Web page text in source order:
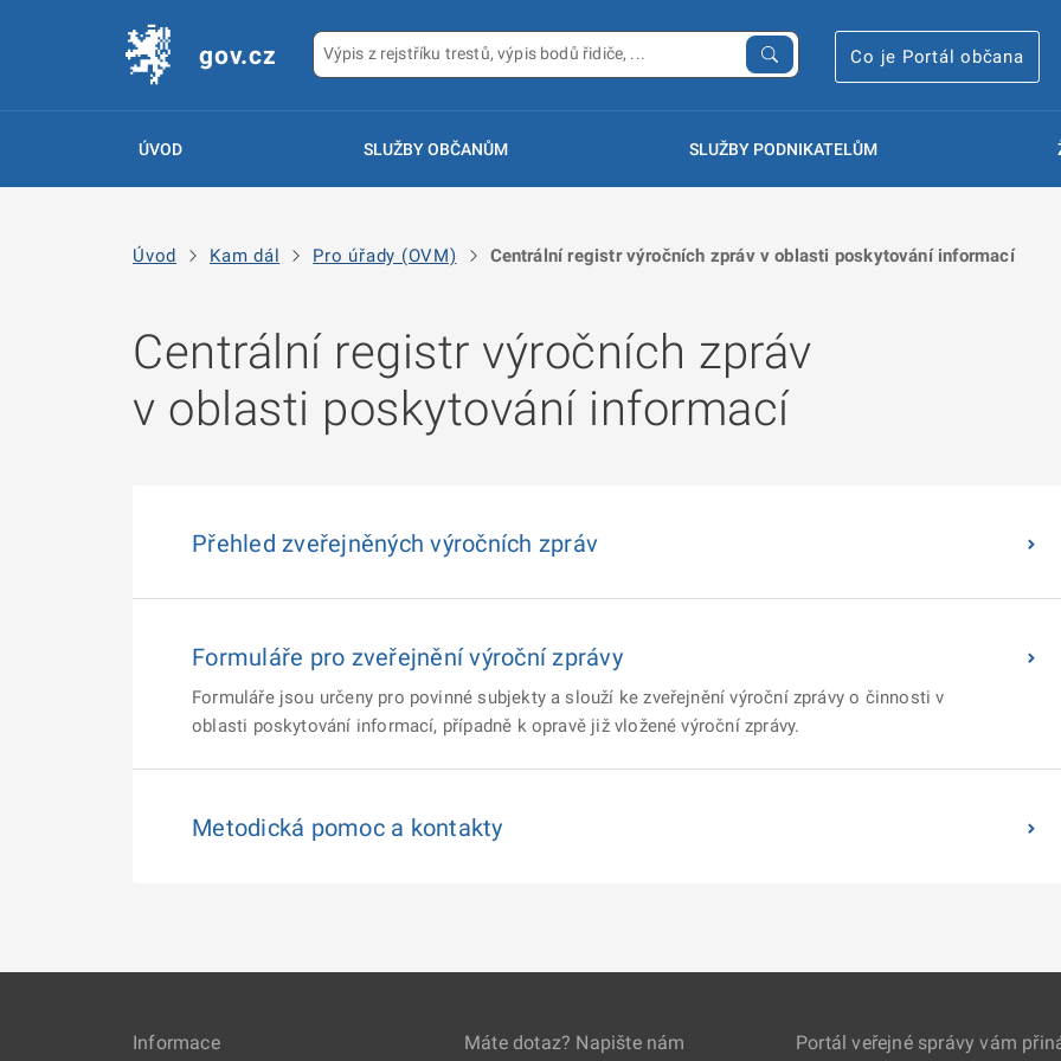
gov.cz Co je Portál občana
ÚVOD SLUŽBY OBČANŮM SLUŽBY PODNIKATELŮM
Úvod Kam dál Pro úřady (OVM) Centrální registr výročních zpráv v oblasti poskytování informací
Centrální registr výročních zpráv
v oblasti poskytování informací
Přehled zveřejněných výročních zpráv
Formuláře pro zveřejnění výroční zprávy
Formuláře jsou určeny pro povinné subjekty a slouží ke zveřejnění výroční zprávy o činnosti v
oblasti poskytování informací, případně k opravě již vložené výroční zprávy.
Metodická pomoc a kontakty
Informace Máte dotaz? Napište nám Portál veřejné správy vám